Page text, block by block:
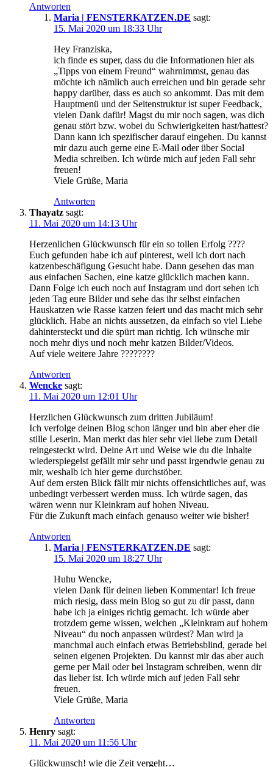
Antworten
Maria | FENSTERKATZEN.DE sagt:
15. Mai 2020 um 18:33 Uhr
Hey Franziska,
ich finde es super, dass du die Informationen hier als
„Tipps von einem Freund“ wahrnimmst, genau das
möchte ich nämlich auch erreichen und bin gerade sehr
happy darüber, dass es auch so ankommt. Das mit dem
Hauptmenü und der Seitenstruktur ist super Feedback,
vielen Dank dafür! Magst du mir noch sagen, was dich
genau stört bzw. wobei du Schwierigkeiten hast/hattest?
Dann kann ich spezifischer darauf eingehen. Du kannst
mir dazu auch gerne eine E-Mail oder über Social
Media schreiben. Ich würde mich auf jeden Fall sehr
freuen!
Viele Grüße, Maria
Antworten
Thayatz sagt:
11. Mai 2020 um 14:13 Uhr
Herzenlichen Glückwunsch für ein so tollen Erfolg ????
Euch gefunden habe ich auf pinterest, weil ich dort nach
katzenbeschäfigung Gesucht habe. Dann gesehen das man
aus einfachen Sachen, eine katze glücklich machen kann.
Dann Folge ich euch noch auf Instagram und dort sehen ich
jeden Tag eure Bilder und sehe das ihr selbst einfachen
Hauskatzen wie Rasse katzen feiert und das macht mich sehr
glücklich. Habe an nichts aussetzen, da einfach so viel Liebe
dahintersteckt und die spürt man richtig. Ich wünsche mir
noch mehr diys und noch mehr katzen Bilder/Videos.
Auf viele weitere Jahre ????????
Antworten
Wencke sagt:
11. Mai 2020 um 12:01 Uhr
Herzlichen Glückwunsch zum dritten Jubiläum!
Ich verfolge deinen Blog schon länger und bin aber eher die
stille Leserin. Man merkt das hier sehr viel liebe zum Detail
reingesteckt wird. Deine Art und Weise wie du die Inhalte
wiederspiegelst gefällt mir sehr und passt irgendwie genau zu
mir, weshalb ich hier gerne durchstöber.
Auf dem ersten Blick fällt mir nichts offensichtliches auf, was
unbedingt verbessert werden muss. Ich würde sagen, das
wären wenn nur Kleinkram auf hohen Niveau.
Für die Zukunft mach einfach genauso weiter wie bisher!
Antworten
Maria | FENSTERKATZEN.DE sagt:
15. Mai 2020 um 18:27 Uhr
Huhu Wencke,
vielen Dank für deinen lieben Kommentar! Ich freue
mich riesig, dass mein Blog so gut zu dir passt, dann
habe ich ja einiges richtig gemacht. Ich würde aber
trotzdem gerne wissen, welchen „Kleinkram auf hohem
Niveau“ du noch anpassen würdest? Man wird ja
manchmal auch einfach etwas Betriebsblind, gerade bei
seinen eigenen Projekten. Du kannst mir das aber auch
gerne per Mail oder bei Instagram schreiben, wenn dir
das lieber ist. Ich würde mich auf jeden Fall sehr
freuen.
Viele Grüße, Maria
Antworten
Henry sagt:
11. Mai 2020 um 11:56 Uhr
Glückwunsch! wie die Zeit vergeht…